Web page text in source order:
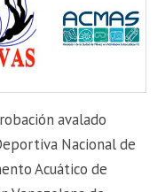
avalado
Nacional de
Acuático de